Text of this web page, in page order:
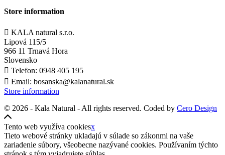
Store information
 KALA natural s.r.o.
Lipová 115/5
966 11 Trnavá Hora
Slovensko
 Telefon: 0948 405 195
 Email: bosanska@kalanatural.sk
Store information
© 2026 - Kala Natural - All rights reserved. Coded by Cero Design
Tento web využíva cookiesx
Tieto webové stránky ukladajú v súlade so zákonmi na vaše
zariadenie súbory, všeobecne nazývané cookies. Používaním týchto